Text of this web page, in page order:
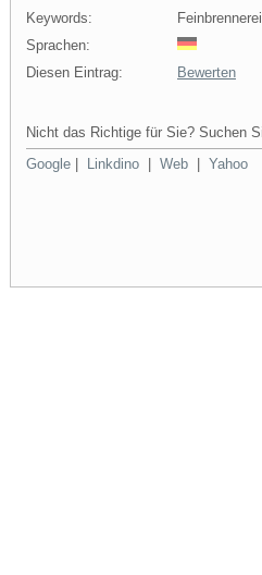
Keywords:
Sprachen:
Diesen Eintrag:
Bewerten
Nicht das Richtige für Sie? Suchen
Google
Linkdino Web Yahoo